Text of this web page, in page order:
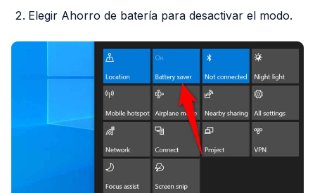
Elegir Ahorro de batería para desactivar el modo.